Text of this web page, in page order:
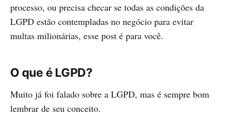
processo, ou precisa checar se todas as condições da
LGPD estão contempladas no negócio para evitar
multas milionárias, esse post é para você.
O que é LGPD?
Muito já foi falado sobre a LGPD, mas é sempre bom
lembrar de seu conceito.